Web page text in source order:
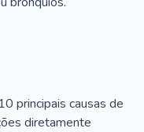
principais causas de
diretamente